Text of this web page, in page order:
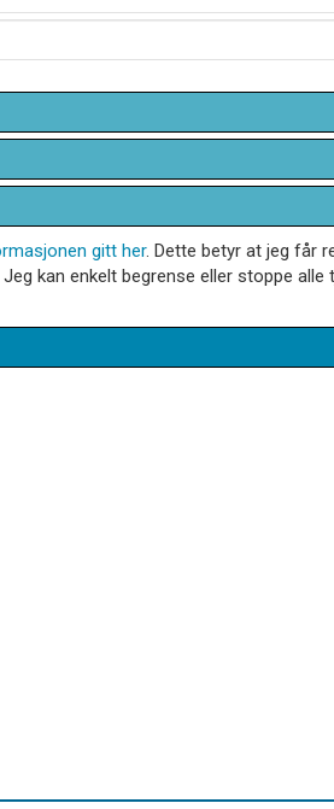
gitt her. Dette betyr at jeg får
kan enkelt begrense eller stoppe alle